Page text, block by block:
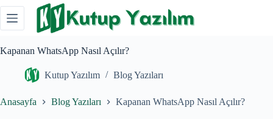
Skip
Kapanan WhatsApp Nasıl Açılır?
Kutup Yazılım Blog Yazıları
Anasayfa Blog Yazıları Kapanan WhatsApp Nasıl Açılır?